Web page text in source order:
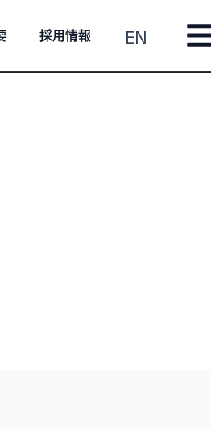
採用情報 EN